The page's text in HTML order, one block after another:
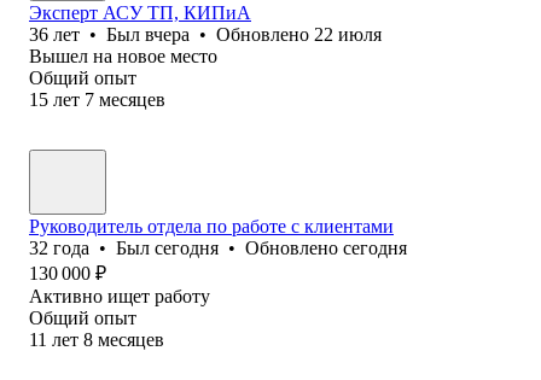
Эксперт АСУ ТП, КИПиА
36 лет • Был вчера • Обновлено 22 июля
Вышел на новое место
Общий опыт
15 лет 7 месяцев
Руководитель отдела по работе с клиентами
32 года • Был сегодня • Обновлено сегодня
130 000 ₽
Активно ищет работу
Общий опыт
11 лет 8 месяцев